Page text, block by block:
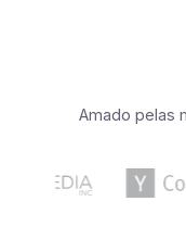
Amado pelas